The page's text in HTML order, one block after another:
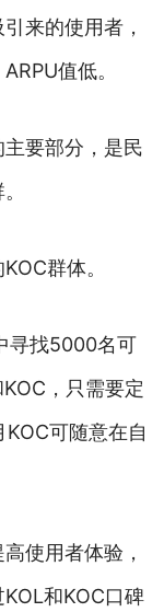
来的使用者，
值低。
要部分，是民
群体。
寻找5000名可
，只需要定
可随意在自
使用者体验，
和KOC口碑